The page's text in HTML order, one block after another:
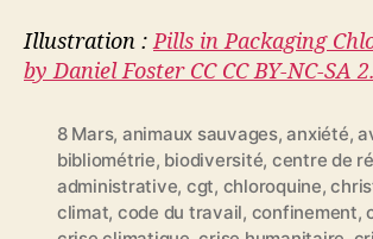
Illustration : Pills in Packaging
by Daniel Foster CC CC BY-NC-SA
8 Mars, animaux sauvages,anxiété,
bibliométrie, biodiversité, centre de
administrative, cgt, chloroquine,
climat, code du travail, confinement,